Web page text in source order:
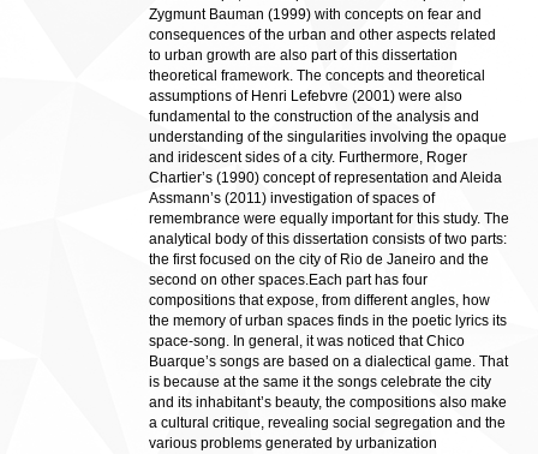
Zygmunt Bauman (1999) with concepts on fear and
consequences of the urban and other aspects related
to urban growth are also part of this dissertation
theoretical framework. The concepts and theoretical
assumptions of Henri Lefebvre (2001) were also
fundamental to the construction of the analysis and
understanding of the singularities involving the opaque
and iridescent sides of a city. Furthermore, Roger
Chartier’s (1990) concept of representation and Aleida
Assmann’s (2011) investigation of spaces of
remembrance were equally important for this study. The
analytical body of this dissertation consists of two parts:
the first focused on the city of Rio de Janeiro and the
second on other spaces.Each part has four
compositions that expose, from different angles, how
the memory of urban spaces finds in the poetic lyrics its
space-song. In general, it was noticed that Chico
Buarque’s songs are based on a dialectical game. That
is because at the same it the songs celebrate the city
and its inhabitant’s beauty, the compositions also make
a cultural critique, revealing social segregation and the
various problems generated by urbanization